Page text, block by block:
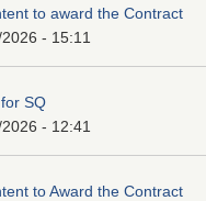
to award the Contract
- 15:11
SQ
- 12:41
to Award the Contract